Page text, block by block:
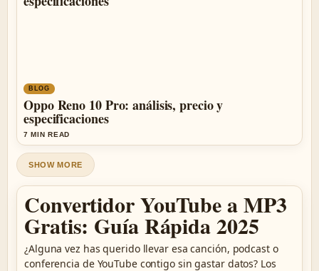
BLOG
Oppo Reno 10 Pro: análisis, precio y
especificaciones
7 MIN READ
SHOW MORE
Convertidor YouTube a MP3
Gratis: Guía Rápida 2025
¿Alguna vez has querido llevar esa canción, podcast o
conferencia de YouTube contigo sin gastar datos? Los